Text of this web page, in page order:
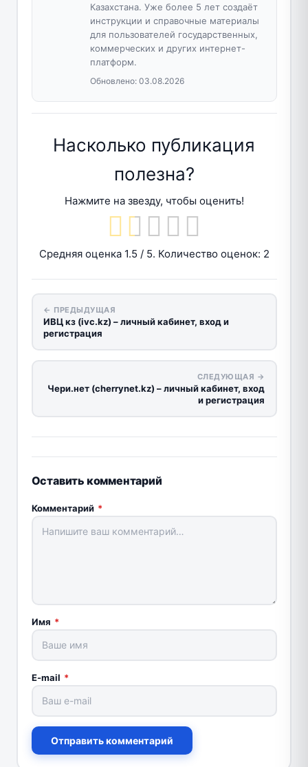
Казахстана. Уже более 5 лет создаёт
инструкции и справочные материалы
для пользователей государственных,
коммерческих и других интернет-
платформ.
Обновлено: 03.08.2026
Насколько публикация
полезна?
Нажмите на звезду, чтобы оценить!
Средняя оценка 1.5 / 5. Количество оценок: 2
← ПРЕДЫДУЩАЯ
ИВЦ кз (ivc.kz) – личный кабинет, вход и
регистрация
СЛЕДУЮЩАЯ →
Чери.нет (cherrynet.kz) – личный кабинет, вход
и регистрация
Оставить комментарий
Комментарий *
Имя *
E-mail *
Отправить комментарий